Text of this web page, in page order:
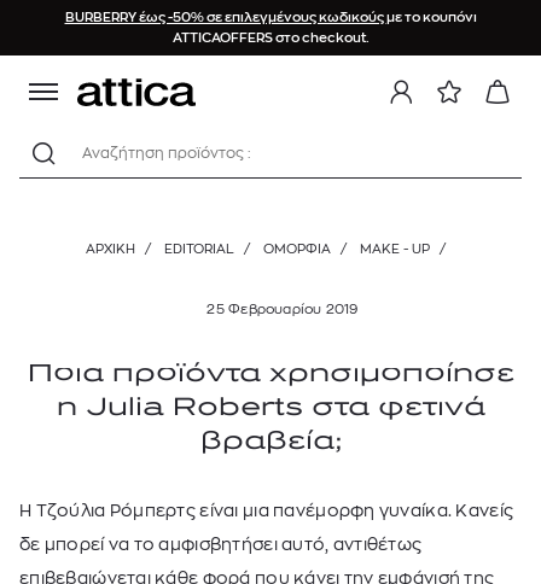
BURBERRY έως -50% σε επιλεγμένους κωδικούςμε το κουπόνι
ATTICAOFFERS στο checkout.
Αναζήτηση προϊόντος :
ΑΡΧΙΚΉ / EDITORIAL / ΟΜΟΡΦΙΑ / MAKE - UP /
25 Φεβρουαρίου 2019
Ποια προϊόντα χρησιμοποίησε
η Julia Roberts στα φετινά
βραβεία;
Η Τζούλια Ρόμπερτς είναι μια πανέμορφη γυναίκα. Κανείς
δε μπορεί να το αμφισβητήσει αυτό, αντιθέτως
επιβεβαιώνεται κάθε φορά που κάνει την εμφάνισή της